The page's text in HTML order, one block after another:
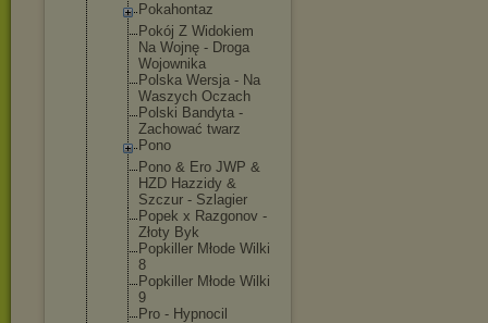
Pokahontaz
Pokój Z Widokiem
Na Wojnę - Droga
Wojownika
Polska Wersja - Na
Waszych Oczach
Polski Bandyta -
Zachować twarz
Pono
Pono & Ero JWP &
HZD Hazzidy &
Szczur - Szlagier
Popek x Razgonov -
Złoty Byk
Popkiller Młode Wilki
8
Popkiller Młode Wilki
9
Pro - Hypnocil